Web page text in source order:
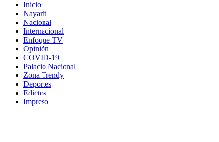
Inicio
Nayarit
Nacional
Internacional
Enfoque TV
Opinión
COVID-19
Palacio Nacional
Zona Trendy
Deportes
Edictos
Impreso